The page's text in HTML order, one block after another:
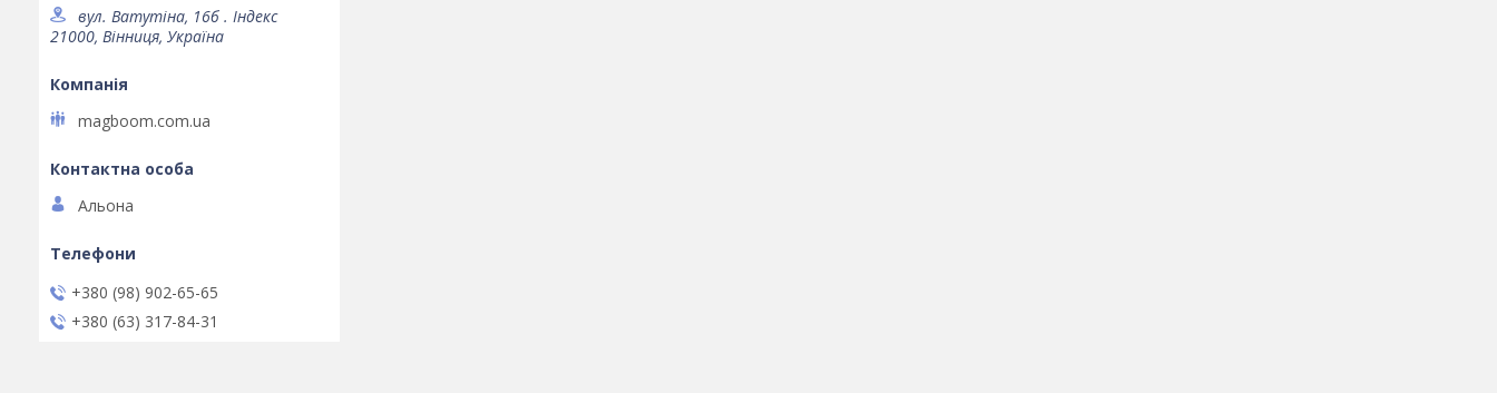
вул. Ватутіна, 16б . Індекс
21000, Вінниця, Україна
magboom.com.ua
Альона
+380 (98) 902-65-65
+380 (63) 317-84-31